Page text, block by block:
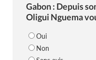
Gabon : Depuis
Oligui Nguema
Oui
Non